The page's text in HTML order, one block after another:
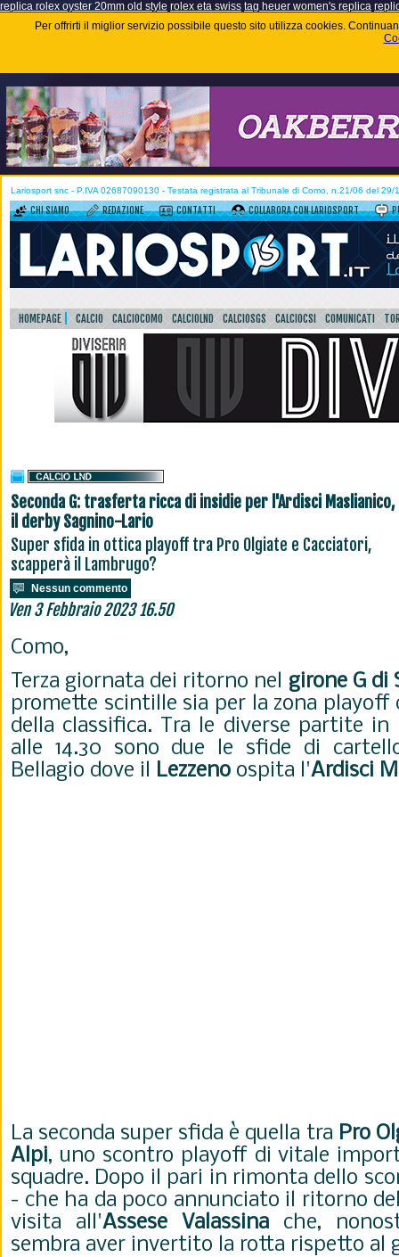
replica rolex oyster 20mm old style rolex eta swiss tag heuer women's replica
Per offrirti il miglior servizio possibile questo sito utilizza cookies.
Lariosport snc - P.IVA 02687090130 - Testata registrata al Tribunale di Como, n.21/06 del 29/
CHI SIAMO REDAZIONE CONTATTI COLLABORA CON LARIOSPORT
HOMEPAGE CALCIO CALCIOCOMO CALCIOLND CALCIOSGS CALCIOCSI COMUNICATI
Seconda G: trasferta ricca di insidie per l'Ardisci Maslianico,
il derby Sagnino-Lario
Super sfida in ottica playoff tra Pro Olgiate e Cacciatori,
scapperà il Lambrugo?
Nessun commento
Ven 3 Febbraio 2023 16.50
Como,
Terza giornata dei ritorno nel girone G di
promette scintille sia per la zona playoff
della classifica. Tra le diverse partite in
alle 14.30 sono due le sfide di
Bellagio dove il Lezzeno ospita l'Ardisci
La seconda super sfida è quella tra Pro
Alpi, uno scontro playoff di vitale
squadre. Dopo il pari in rimonta dello
- che ha da poco annunciato il ritorno
visita all'Assese Valassina che,
sembra aver invertito la rotta rispetto al